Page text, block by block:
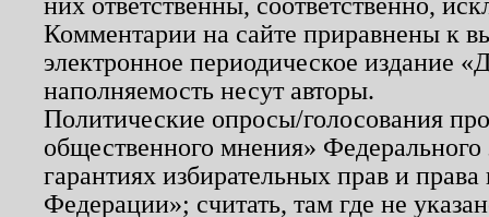
Комментарии на сайте приравнены к
электронное периодическое издание
наполняемость несут авторы.
Политические опросы/голосования
общественного мнения»
гарантиях избирательных прав и
Федерации»; считать, там где не